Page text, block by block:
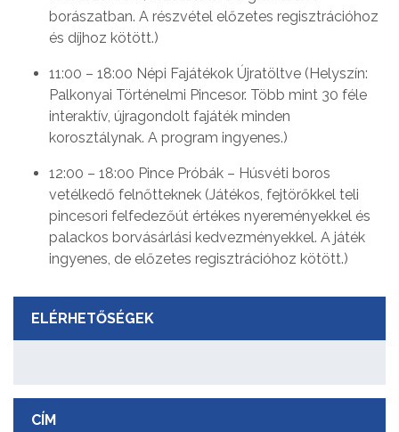
borászatban. A részvétel előzetes regisztrációhoz
és díjhoz kötött.)
11:00 – 18:00 Népi Fajátékok Újratöltve (Helyszín:
Palkonyai Történelmi Pincesor. Több mint 30 féle
interaktív, újragondolt fajáték minden
korosztálynak. A program ingyenes.)
12:00 – 18:00 Pince Próbák – Húsvéti boros
vetélkedő felnőtteknek (Játékos, fejtörőkkel teli
pincesori felfedezőút értékes nyereményekkel és
palackos borvásárlási kedvezményekkel. A játék
ingyenes, de előzetes regisztrációhoz kötött.)
ELÉRHETŐSÉGEK
CÍM